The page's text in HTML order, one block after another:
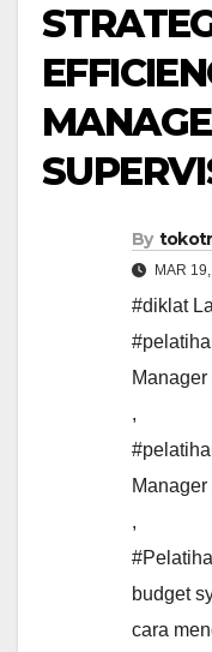
By
MAR
#diklat
,
,
budget
cara